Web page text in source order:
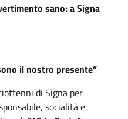
sano: a Signa
il nostro presente”
di Signa per
socialità e